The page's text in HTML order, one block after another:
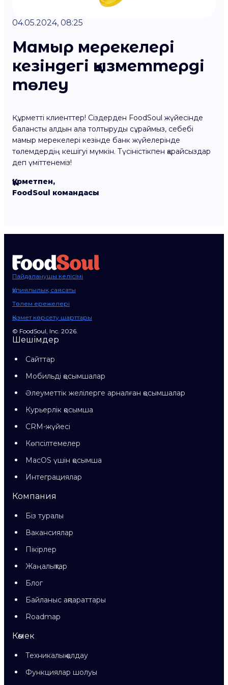
04.05.2024, 08:25
Мамыр мерекелері
кезіндегі қызметтерді
төлеу
Құрметті клиенттер! Сіздерден FoodSoul жүйесінде
балансты алдын ала толтыруды сұраймыз, себебі
мамыр мерекелері кезінде банк жүйелерінде
төлемдердің кешігуі мүмкін. Түсіністікпен қарайсыздар
деп үміттенеміз!
Құрметпен,
FoodSoul командасы
Пайдаланушы келісімі
Құпиялылық саясаты
Төлем ережелері
Қызмет көрсету шарттары
© FoodSoul, Inc. 2026.
Шешімдер
Сайттар
Мобильді қосымшалар
Әлеуметтік желілерге арналған қосымшалар
Курьерлік қосымша
CRM-жүйесі
Көпсілтемелер
MacOS үшін қосымша
Интеграциялар
Компания
Біз туралы
Вакансиялар
Пікірлер
Жаңалықтар
Блог
Байланыс ақпараттары
Roadmap
Көмек
Техникалық қолдау
Функциялар шолуы